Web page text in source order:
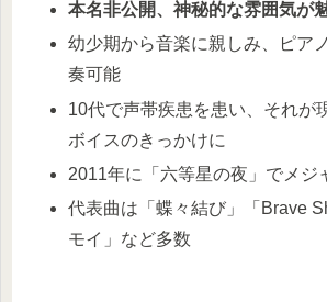
本名非公開、神秘的な雰囲気が
幼少期から音楽に親しみ、ピア
奏可能
10代で声帯疾患を患い、それが
ボイスのきっかけに
2011年に「六等星の夜」でメジ
代表曲は「蝶々結び」「Brave
モイ」など多数